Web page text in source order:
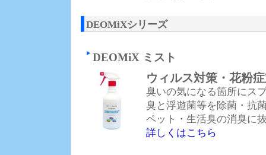
DEOMiXシリーズ
DEOMiX ミスト
ウィルス対策・花粉
臭いの気になる箇所にス
臭と浮遊菌等を除菌・抗
ペット・生活臭の消臭に
詳しくはこちら